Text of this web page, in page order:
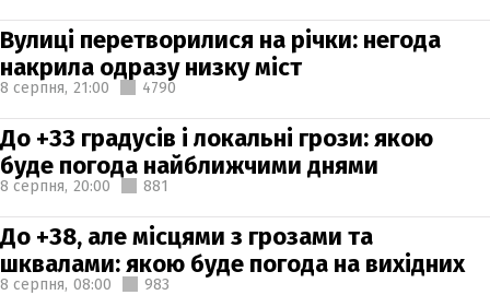
Вулиці перетворилися на річки: негода
накрила одразу низку міст
8 серпня, 21:00 4790
До +33 градусів і локальні грози: якою
буде погода найближчими днями
8 серпня, 20:00 881
До +38, але місцями з грозами та
шквалами: якою буде погода на вихідних
8 серпня, 08:00 983